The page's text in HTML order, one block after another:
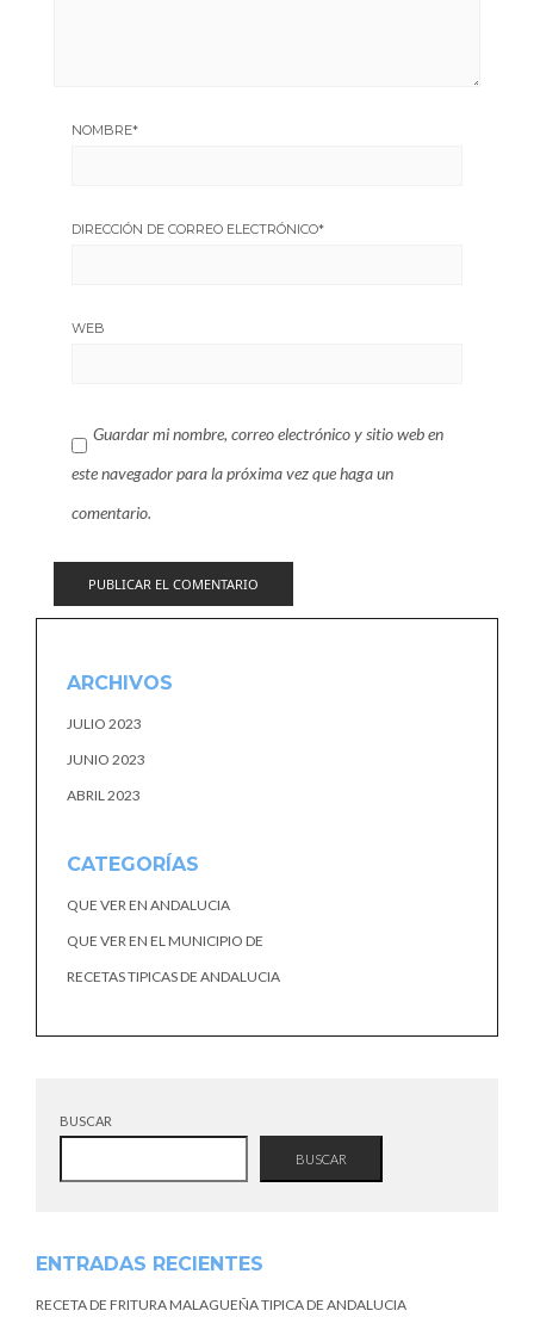
NOMBRE*
DIRECCIÓN DE CORREO ELECTRÓNICO*
WEB
Guardar mi nombre, correo electrónico y sitio web en
este navegador para la próxima vez que haga un
comentario.
ARCHIVOS
JULIO 2023
JUNIO 2023
ABRIL 2023
CATEGORÍAS
QUE VER EN ANDALUCIA
QUE VER EN EL MUNICIPIO DE
RECETAS TIPICAS DE ANDALUCIA
BUSCAR
BUSCAR
ENTRADAS RECIENTES
RECETA DE FRITURA MALAGUEÑA TIPICA DE ANDALUCIA